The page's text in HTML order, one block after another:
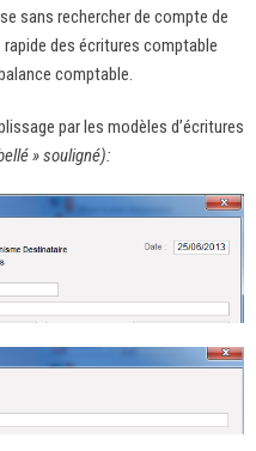
sans rechercher de compte de
des écritures comptable
comptable.
par les modèles d’écritures
» souligné):